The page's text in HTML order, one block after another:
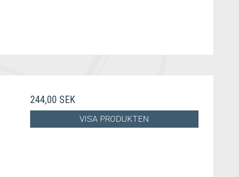
244,00 SEK
VISA PRODUKTEN